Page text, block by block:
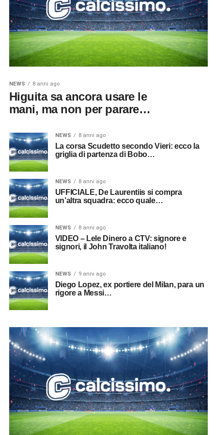
NEWS 8 anni ago
Higuita sa ancora usare le
mani, ma non per parare…
NEWS 8 anni ago
La corsa Scudetto secondo Vieri: ecco la
griglia di partenza di Bobo…
NEWS 8 anni ago
UFFICIALE, De Laurentiis si compra
un’altra squadra: ecco quale…
NEWS 8 anni ago
VIDEO – Lele Dinero a CTV: signore e
signori, il John Travolta italiano!
NEWS 9 anni ago
Diego Lopez, ex portiere del Milan, para un
rigore a Messi…